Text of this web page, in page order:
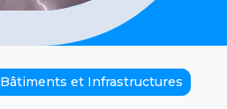
Bâtiments et Infrastructures